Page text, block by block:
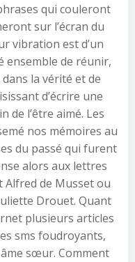
qui couleront
sur l’écran du
vibration est d’un
ensemble de réunir,
la vérité et de
d’écrire une
de l’être aimé. Les
nos mémoires au
du passé qui furent
alors aux lettres
Alfred de Musset ou
Drouet. Quant
plusieurs articles
sms foudroyants,
sœur. Comment